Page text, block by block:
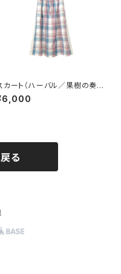
カート（ハーバル／果樹の奏で
かなで））
る